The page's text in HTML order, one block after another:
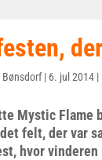
Bønsdorf| 6. jul 2014 |
Mystic Flame
felt, der var
hvor vinderen